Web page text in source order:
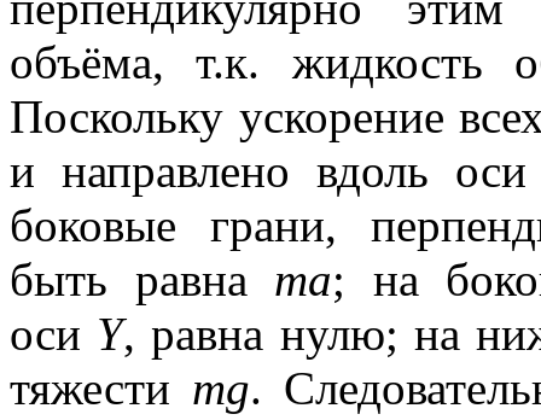
объёма, т.к. жидкость
Поскольку ускорение
и направлено вдоль
боковые грани,
быть равна ma; на
оси Y, равна нулю; на
тяжести mg.